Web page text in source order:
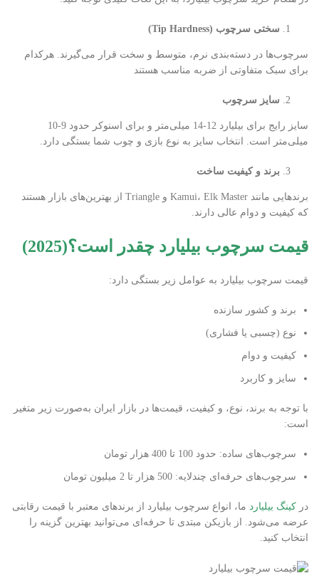
سختی سرچوب (Tip Hardness)
سرچوب‌ها در دسته‌بندی نرم، متوسط و سخت قرار می‌گیرند. هرکدام
برای سبک متفاوتی از ضربه مناسب هستند
سایز سرچوب
سایز رایج برای بیلیارد 12-14 میلی‌متر و برای اسنوکر حدود 9-10
میلی‌متر است. انتخاب سایز به نوع بازی و چوب شما بستگی دارد.
برند و کیفیت ساخت
برندهایی مانند Kamui، Elk Master و Triangle از بهترین‌های بازار هستند
که کیفیت و دوام عالی دارند.
قیمت سرچوب بیلیارد چقدر است؟(2025)
قیمت سرچوب بیلیارد به عوامل زیر بستگی دارد:
برند و کشور سازنده
نوع (چسبی یا فشاری)
کیفیت و دوام
سایز و کاربرد
با توجه به برند، نوع، و کیفیت، قیمت‌ها در بازار ایران به‌صورت زیر متغیر
است:
سرچوب‌های ساده: حدود 100 تا 400 هزار تومان
سرچوب‌های حرفه‌ای چندلایه: 500 هزار تا 2 میلیون تومان
در کینگ بیلیارد ما، انواع سرچوب بیلیارد از برندهای معتبر با قیمت رقابتی
عرضه می‌شود. از بازیکن مبتدی تا حرفه‌ای می‌توانید بهترین گزینه را
انتخاب کنید.